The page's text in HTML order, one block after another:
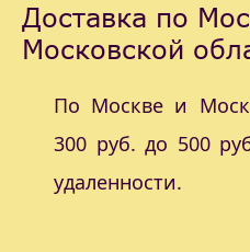
Доставка по
Московской
По Москве и
300 руб. до 500
удаленности.